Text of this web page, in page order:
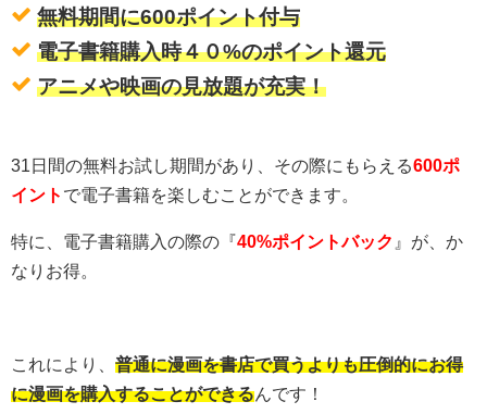
無料期間に600ポイント付与
電子書籍購入時４０%のポイント還元
アニメや映画の見放題が充実！
31日間の無料お試し期間があり、その際にもらえる600ポ
イント で電子書籍を楽しむことができます。
特に、電子書籍購入の際の『40%ポイントバック 』が、か
なりお得。
これにより、 普通に漫画を書店で買うよりも圧倒的にお得
に漫画を購入することができるんです！